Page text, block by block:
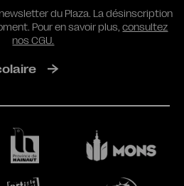
RGPDdu Plaza. La désinscription
Pour en savoir plus,consultez
nos CGU.